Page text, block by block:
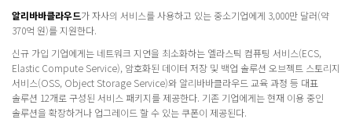
알리바바클라우드가 자사의 서비스를 사용하고 있는 중소기업에게 3,000만 달러(약
370억 원)를 지원한다.
신규 가입 기업에게는 네트워크 지연을 최소화하는 엘라스틱 컴퓨팅 서비스(ECS,
Elastic Compute Service), 암호화된 데이터 저장 및 백업 솔루션 오브젝트 스토리지
서비스(OSS, Object Storage Service)와 알리바바클라우드 교육 과정 등 대표
솔루션 12개로 구성된 서비스 패키지를 제공한다. 기존 기업에게는 현재 이용 중인
솔루션을 확장하거나 업그레이드 할 수 있는 쿠폰이 제공된다.